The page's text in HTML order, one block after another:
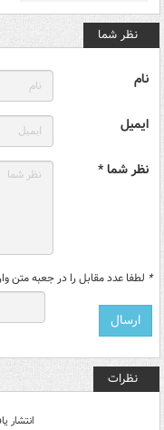
نظر شما
نام
ایمیل
نظر شما *
* لطفا عدد مقابل را در جعبه متن
نظرات
انتشار